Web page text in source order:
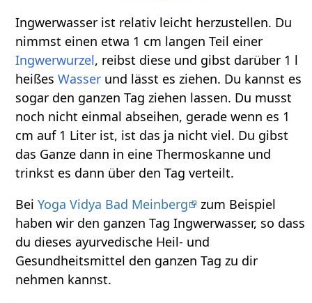
Ingwerwasser ist relativ leicht herzustellen. Du
nimmst einen etwa 1 cm langen Teil einer
Ingwerwurzel, reibst diese und gibst darüber 1 l
heißesWasser und lässt es ziehen. Du kannst es
sogar den ganzen Tag ziehen lassen. Du musst
noch nicht einmal abseihen, gerade wenn es 1
cm auf 1 Liter ist, ist das ja nicht viel. Du gibst
das Ganze dann in eine Thermoskanne und
trinkst es dann über den Tag verteilt.
BeiYoga Vidya Bad Meinberg
zum Beispiel
haben wir den ganzen Tag Ingwerwasser, so dass
du dieses ayurvedische Heil- und
Gesundheitsmittel den ganzen Tag zu dir
nehmen kannst.